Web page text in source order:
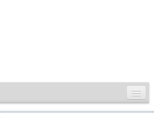
CARTE DE FRANCE